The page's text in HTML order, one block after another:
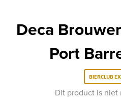
Deca
Port
BIERCLUB
Dit product is niet